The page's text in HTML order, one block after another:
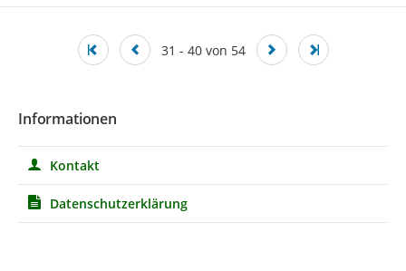
31 - 40 von 54
Informationen
Kontakt
Datenschutzerklärung